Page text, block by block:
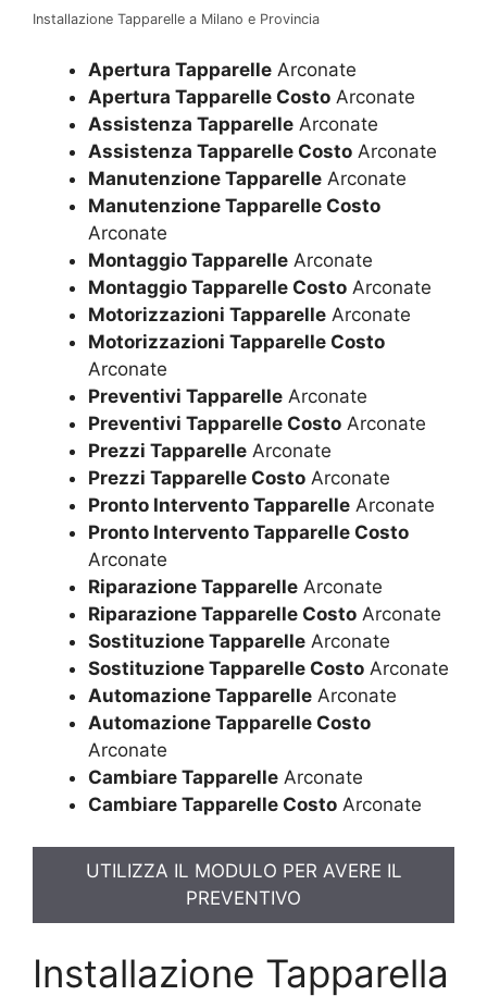
Installazione Tapparelle a Milano e Provincia
Apertura Tapparelle Arconate
Apertura Tapparelle Costo Arconate
Assistenza Tapparelle Arconate
Assistenza Tapparelle Costo Arconate
Manutenzione Tapparelle Arconate
Manutenzione Tapparelle Costo
Arconate
Montaggio Tapparelle Arconate
Montaggio Tapparelle Costo Arconate
Motorizzazioni Tapparelle Arconate
Motorizzazioni Tapparelle Costo
Arconate
Preventivi Tapparelle Arconate
Preventivi Tapparelle Costo Arconate
Prezzi Tapparelle Arconate
Prezzi Tapparelle Costo Arconate
Pronto Intervento Tapparelle Arconate
Pronto Intervento Tapparelle Costo
Arconate
Riparazione Tapparelle Arconate
Riparazione Tapparelle Costo Arconate
Sostituzione Tapparelle Arconate
Sostituzione Tapparelle Costo Arconate
Automazione Tapparelle Arconate
Automazione Tapparelle Costo
Arconate
Cambiare Tapparelle Arconate
Cambiare Tapparelle Costo Arconate
UTILIZZA IL MODULO PER AVERE IL
PREVENTIVO
Installazione Tapparella